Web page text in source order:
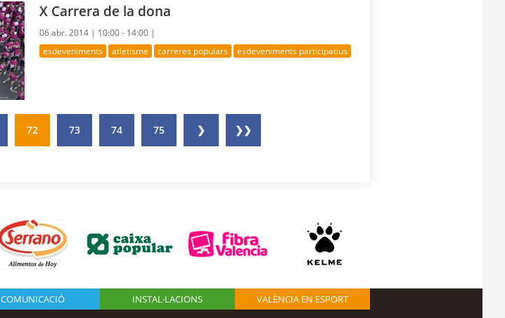
X Carrera de la dona
06 abr. 2014 | 10:00 - 14:00 |
esdeveniments atletisme carreres populars esdeveniments participatius
72 73 74 75 ❯ ❯❯
COMUNICACIÓ INSTAL·LACIONS VALÈNCIA EN ESPORT